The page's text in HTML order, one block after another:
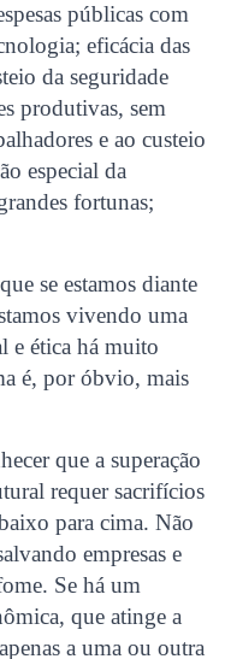
públicas com
eficácia das
da seguridade
produtivas, sem
e ao custeio
especial da
fortunas;
se estamos diante
vivendo uma
e ética há muito
é, por óbvio, mais
que a superação
requer sacrifícios
para cima. Não
empresas e
Se há um
que atinge a
a uma ou outra